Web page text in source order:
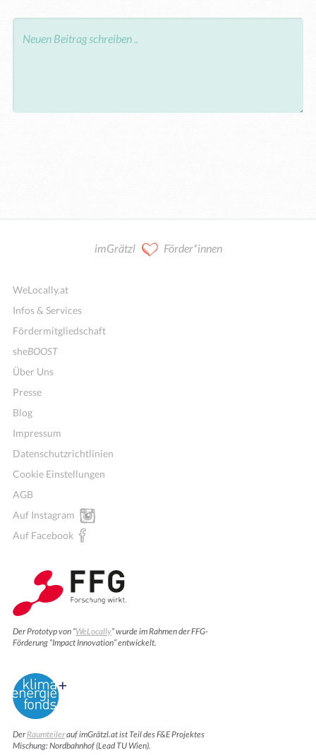
imGrätzl Förder*innen
WeLocally.at
Infos & Services
Fördermitgliedschaft
sheBOOST
Über Uns
Presse
Blog
Impressum
Datenschutzrichtlinien
Cookie Einstellungen
AGB
Auf Instagram
Auf Facebook
Der Prototyp von “WeLocally” wurde im Rahmen der FFG-
Förderung “Impact Innovation” entwickelt.
DerRaumteilerauf imGrätzl.at ist Teil des F&E Projektes
Mischung: Nordbahnhof (Lead TU Wien).